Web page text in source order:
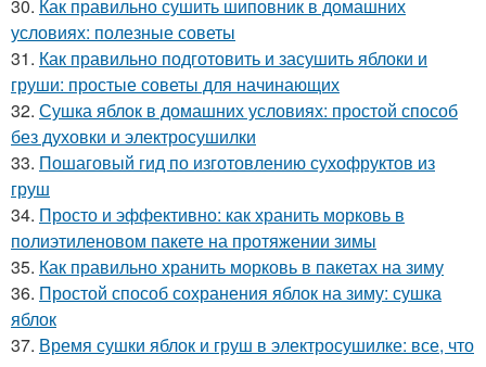
30. Как правильно сушить шиповник в домашних
условиях: полезные советы
31. Как правильно подготовить и засушить яблоки и
груши: простые советы для начинающих
32. Сушка яблок в домашних условиях: простой способ
без духовки и электросушилки
33. Пошаговый гид по изготовлению сухофруктов из
груш
34. Просто и эффективно: как хранить морковь в
полиэтиленовом пакете на протяжении зимы
35. Как правильно хранить морковь в пакетах на зиму
36. Простой способ сохранения яблок на зиму: сушка
яблок
37. Время сушки яблок и груш в электросушилке: все, что